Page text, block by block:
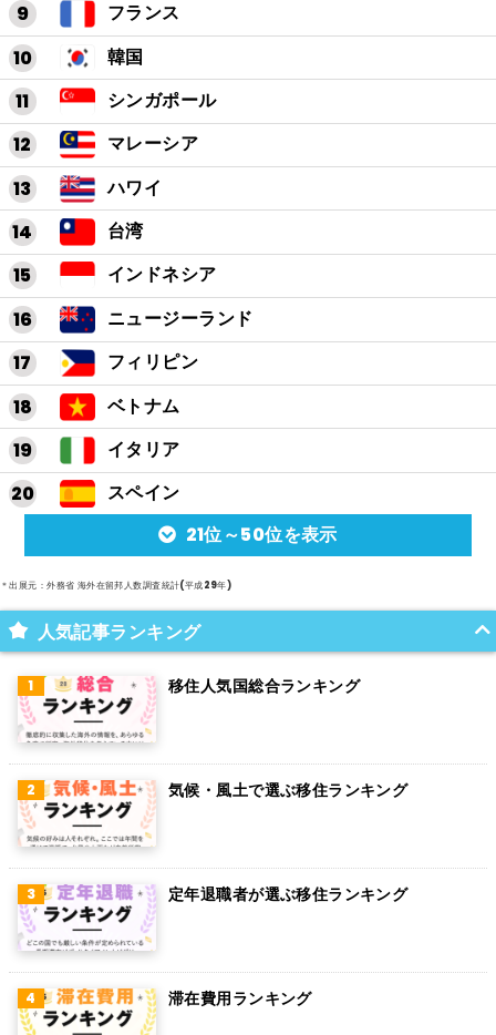
フランス
韓国
シンガポール
マレーシア
ハワイ
台湾
インドネシア
ニュージーランド
フィリピン
ベトナム
イタリア
スペイン
アルゼンチン
メキシコ
スイス
オランダ
グアム
パラグアイ
アラブ首長国連邦
スウェーデン
ペルー
ボリビア
21位～50位を表示
＊出展元：外務省 海外在留邦人数調査統計(平成29年)
人気記事ランキング
移住人気国総合ランキング
気候・風土で選ぶ移住ランキング
定年退職者が選ぶ移住ランキング
滞在費用ランキング